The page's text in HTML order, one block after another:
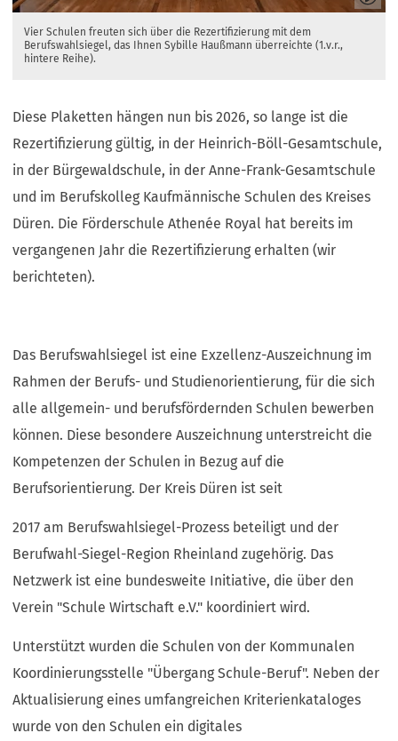
Vier Schulen freuten sich über die Rezertifizierung mit dem
Berufswahlsiegel, das Ihnen Sybille Haußmann überreichte (1.v.r.,
hintere Reihe).
Diese Plaketten hängen nun bis 2026, so lange ist die
Rezertifizierung gültig, in der Heinrich-Böll-Gesamtschule,
in der Bürgewaldschule, in der Anne-Frank-Gesamtschule
und im Berufskolleg Kaufmännische Schulen des Kreises
Düren. Die Förderschule Athenée Royal hat bereits im
vergangenen Jahr die Rezertifizierung erhalten (wir
berichteten).
Das Berufswahlsiegel ist eine Exzellenz-Auszeichnung im
Rahmen der Berufs- und Studienorientierung, für die sich
alle allgemein- und berufsfördernden Schulen bewerben
können. Diese besondere Auszeichnung unterstreicht die
Kompetenzen der Schulen in Bezug auf die
Berufsorientierung. Der Kreis Düren ist seit
2017 am Berufswahlsiegel-Prozess beteiligt und der
Berufwahl-Siegel-Region Rheinland zugehörig. Das
Netzwerk ist eine bundesweite Initiative, die über den
Verein "Schule Wirtschaft e.V." koordiniert wird.
Unterstützt wurden die Schulen von der Kommunalen
Koordinierungsstelle "Übergang Schule-Beruf". Neben der
Aktualisierung eines umfangreichen Kriterienkataloges
wurde von den Schulen ein digitales